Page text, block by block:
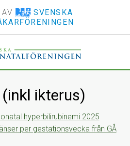
SVENSKA
ikterus)
hyperbilirubinemi 2025
per gestationsvecka från GÅ